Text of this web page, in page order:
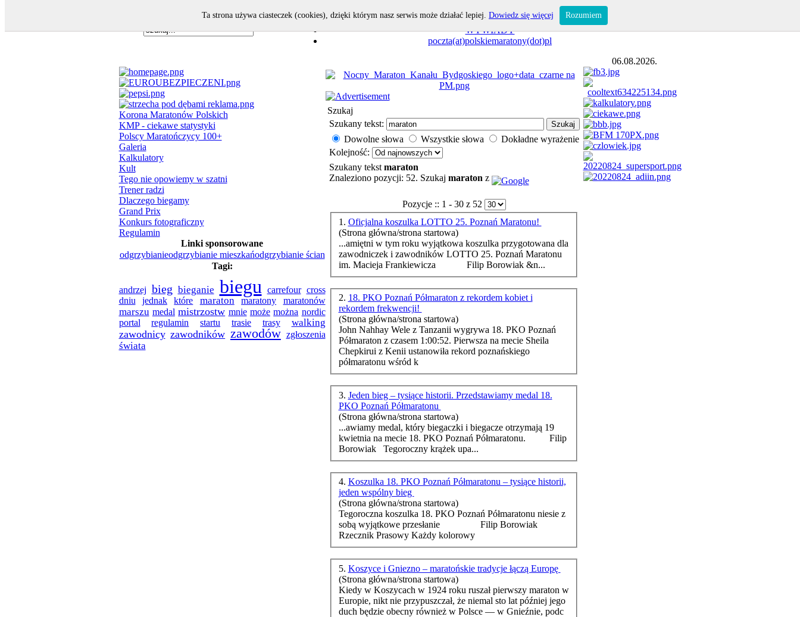
OPOWIEDZ I TY!
WYWIADY
poczta(at)polskiemaratony(dot)pl
06.08.2026.
Korona Maratonów Polskich
KMP - ciekawe statystyki
Polscy Maratończycy 100+
Galeria
Kalkulatory
Kult
Tego nie opowiemy w szatni
Trener radzi
Dlaczego biegamy
Grand Prix
Konkurs fotograficzny
Regulamin
Linki sponsorowane
odgrzybianieodgrzybianie mieszkańodgrzybianie ścian
Tagi:
andrzej bieg bieganie biegu carrefour cross
dniu jednak które maraton maratony
maratonów
marszu medal mistrzostw mnie może można nordic
portal regulamin startu trasie trasy walking
zawodnicy zawodników zawodów zgłoszenia
świata
Szukaj
Szukany tekst:
Dowolne słowa
Wszystkie słowa
Dokładne wyrażenie
Kolejność:
Szukany tekst maraton
Znaleziono pozycji: 52. Szukaj maraton z
Pozycje :: 1 - 30 z 52
1. Oficjalna koszulka LOTTO 25. Poznań Maratonu!
(Strona główna/strona startowa)
...amiętni w tym roku wyjątkowa koszulka przygotowana dla
zawodniczek i zawodników LOTTO 25. Poznań Maratonu
im. Macieja Frankiewicza Filip Borowiak &n...
2. 18. PKO Poznań Półmaraton z rekordem kobiet i
rekordem frekwencji!
(Strona główna/strona startowa)
John Nahhay Wele z Tanzanii wygrywa 18. PKO Poznań
Półmaraton z czasem 1:00:52. Pierwsza na mecie Sheila
Chepkirui z Kenii ustanowiła rekord poznańskiego
półmaratonu wśród k
3. Jeden bieg – tysiące historii. Przedstawiamy medal 18.
PKO Poznań Półmaratonu
(Strona główna/strona startowa)
...awiamy medal, który biegaczki i biegacze otrzymają 19
kwietnia na mecie 18. PKO Poznań Półmaratonu. Filip
Borowiak Tegoroczny krążek upa...
4. Koszulka 18. PKO Poznań Półmaratonu – tysiące historii,
jeden wspólny bieg
(Strona główna/strona startowa)
Tegoroczna koszulka 18. PKO Poznań Półmaratonu niesie z
sobą wyjątkowe przesłanie Filip Borowiak
Rzecznik Prasowy Każdy kolorowy
5. Koszyce i Gniezno – maratońskie tradycje łączą Europę
(Strona główna/strona startowa)
Kiedy w Koszycach w 1924 roku ruszał pierwszy maraton w
Europie, nikt nie przypuszczał, że niemal sto lat później jego
duch będzie obecny również w Polsce — w Gnieźnie, podc
Ta strona używa ciasteczek (cookies), dzięki którym nasz serwis może działać lepiej. Dowiedz się więcej Rozumiem